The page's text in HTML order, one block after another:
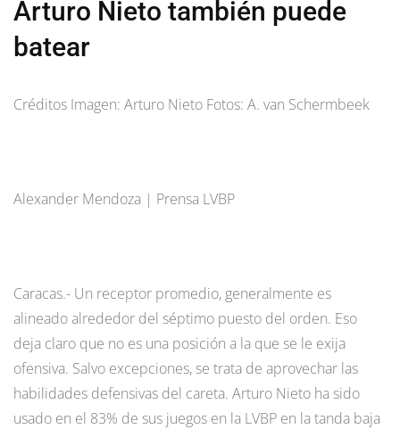
Arturo Nieto también puede
batear
Créditos Imagen: Arturo Nieto Fotos: A. van Schermbeek
Alexander Mendoza | Prensa LVBP
Caracas.- Un receptor promedio, generalmente es
alineado alrededor del séptimo puesto del orden. Eso
deja claro que no es una posición a la que se le exija
ofensiva. Salvo excepciones, se trata de aprovechar las
habilidades defensivas del careta. Arturo Nieto ha sido
usado en el 83% de sus juegos en la LVBP en la tanda baja